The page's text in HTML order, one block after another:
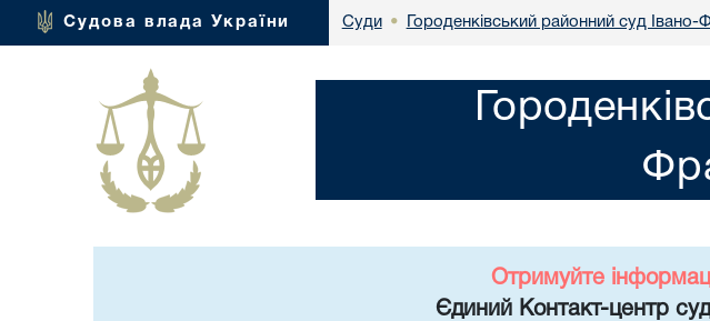
Судова влада України Суди • Городенківський районний суд Івано-
Отримуйте
Єдиний Контакт-центр